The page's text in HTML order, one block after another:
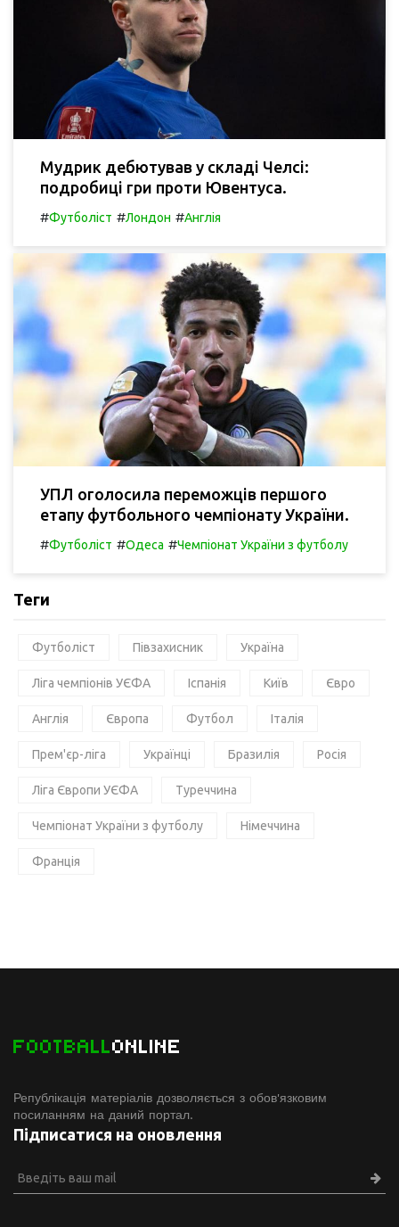
Мудрик дебютував у складі Челсі:
подробиці гри проти Ювентуса.
#Футболіст #Лондон #Англія
УПЛ оголосила переможців першого
етапу футбольного чемпіонату України.
#Футболіст #Одеса #Чемпіонат України з футболу
Теги
Футболіст Півзахисник Україна
Ліга чемпіонів УЄФА Іспанія Київ Євро
Англія Європа Футбол Італія
Прем'єр-ліга Українці Бразилія Росія
Ліга Європи УЄФА Туреччина
Чемпіонат України з футболу Німеччина
Франція
FOOTBALLONLINE
Републікація матеріалів дозволяється з обов'язковим
посиланням на даний портал.
Підписатися на оновлення